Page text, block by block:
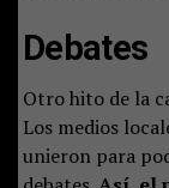
Debates
Otro hito de la
Los medios
unieron para